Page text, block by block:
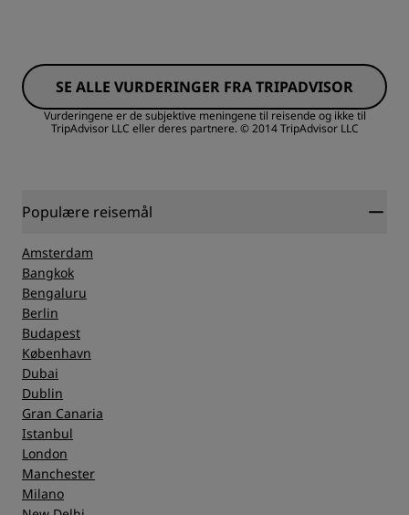
Service
Verdi
Sted
Renslighet
Service
SE ALLE VURDERINGER FRA TRIPADVISOR
Vurderingene er de subjektive meningene til reisende og ikke til
TripAdvisor LLC eller deres partnere. © 2014 TripAdvisor LLC
Populære reisemål
Amsterdam
Bangkok
Bengaluru
Berlin
Budapest
København
Dubai
Dublin
Gran Canaria
Istanbul
London
Manchester
Milano